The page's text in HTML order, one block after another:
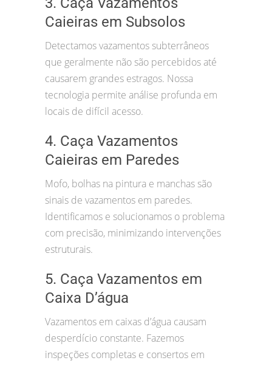
Caieiras em Subsolos
Detectamos vazamentos subterrâneos
que geralmente não são percebidos até
causarem grandes estragos. Nossa
tecnologia permite análise profunda em
locais de difícil acesso.
4. Caça Vazamentos
Caieiras em Paredes
Mofo, bolhas na pintura e manchas são
sinais de vazamentos em paredes.
Identificamos e solucionamos o problema
com precisão, minimizando intervenções
estruturais.
5. Caça Vazamentos em
Caixa D’água
Vazamentos em caixas d’água causam
desperdício constante. Fazemos
inspeções completas e consertos em